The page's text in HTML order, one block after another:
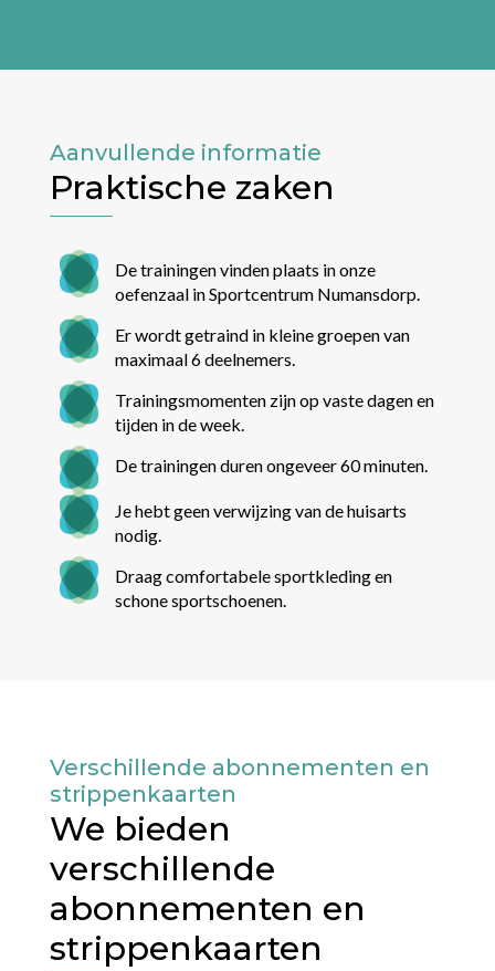
Aanvullende informatie
Praktische zaken
De trainingen vinden plaats in onze
oefenzaal in Sportcentrum Numansdorp.
Er wordt getraind in kleine groepen van
maximaal 6 deelnemers.
Trainingsmomenten zijn op vaste dagen en
tijden in de week.
De trainingen duren ongeveer 60 minuten.
Je hebt geen verwijzing van de huisarts
nodig.
Draag comfortabele sportkleding en
schone sportschoenen.
Verschillende abonnementen en
strippenkaarten
We bieden
verschillende
abonnementen en
strippenkaarten